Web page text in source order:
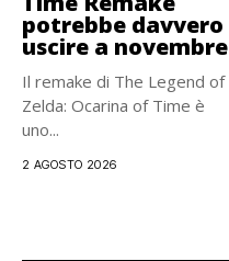
potrebbe davvero
uscire a novembre
Il remake di The Legend of
Zelda: Ocarina of Time è
uno...
2 AGOSTO 2026